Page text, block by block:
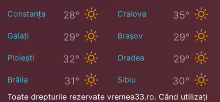
Constanța 28° Craiova 35°
Galați 29° Brașov 29°
Ploiești 32° Oradea 29°
Brăila 31° Sibiu 30°
Toate drepturile rezervate vremea33.ro. Când utilizați